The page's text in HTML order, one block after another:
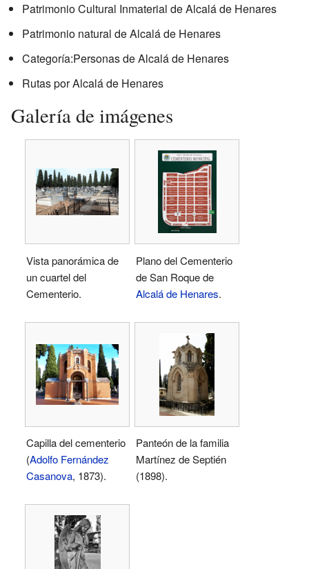
Patrimonio Cultural Inmaterial de Alcalá de Henares
Patrimonio natural de Alcalá de Henares
Categoría:Personas de Alcalá de Henares
Rutas por Alcalá de Henares
Galería de imágenes
Vista panorámica de
un cuartel del
Cementerio.
Plano del Cementerio
de San Roque de
Alcalá de Henares.
Capilla del cementerio
(Adolfo Fernández
Casanova, 1873).
Panteón de la familia
Martínez de Septién
(1898).